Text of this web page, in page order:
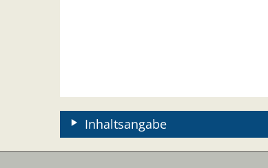
Inhaltsangabe